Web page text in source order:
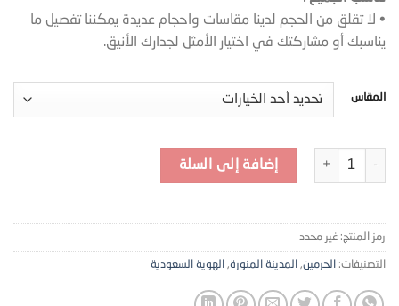
• لا تقلق من الحجم لدينا مقاسات واحجام عديدة يمكننا تفصيل ما
يناسبك أو مشاركتك في اختيار الأمثل لجدارك الأنيق.
المقاس
كمية لوحات جدارية للتراث - M35
إضافة إلى السلة
رمز المنتج: غير محدد
التصنيفات: الحرمين, المدينة المنورة, الهوية السعودية